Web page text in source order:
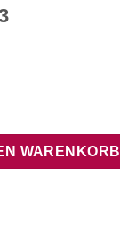
WARENKORB